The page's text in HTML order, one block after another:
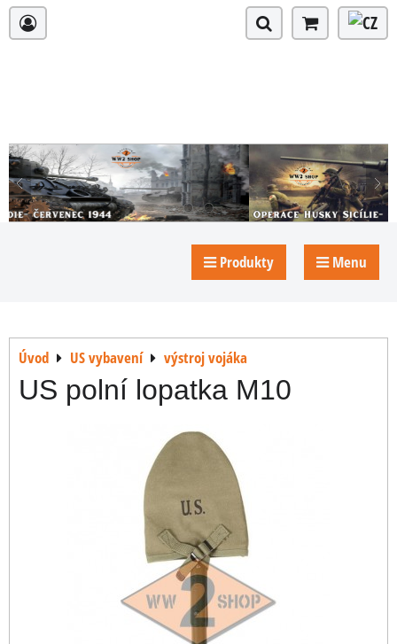
Produkty Menu
Úvod US vybavení výstroj vojáka
US polní lopatka M10